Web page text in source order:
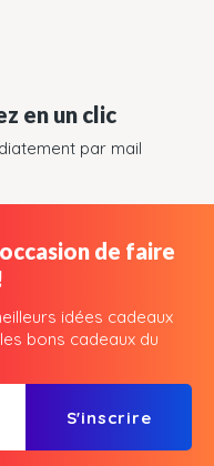
en un clic
par mail
de faire
idées cadeaux
bons cadeaux du
S'inscrire